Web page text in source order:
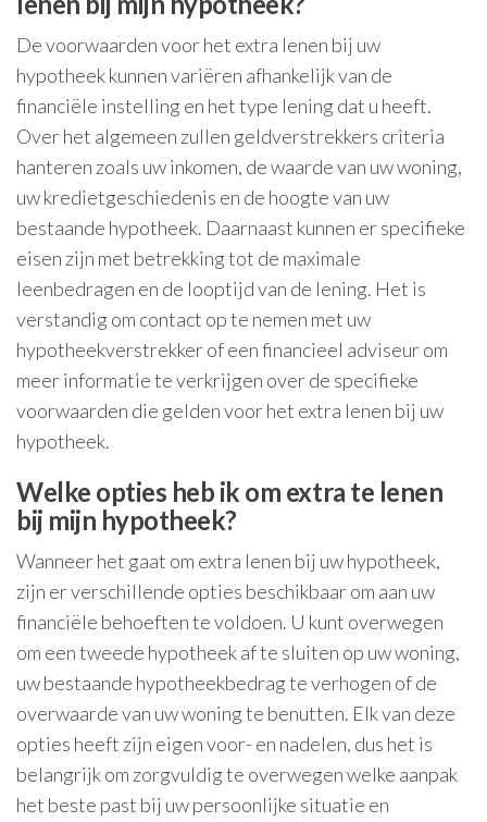
De voorwaarden voor het extra lenen bij uw
hypotheek kunnen variëren afhankelijk van de
financiële instelling en het type lening dat u heeft.
Over het algemeen zullen geldverstrekkers criteria
hanteren zoals uw inkomen, de waarde van uw woning,
uw kredietgeschiedenis en de hoogte van uw
bestaande hypotheek. Daarnaast kunnen er specifieke
eisen zijn met betrekking tot de maximale
leenbedragen en de looptijd van de lening. Het is
verstandig om contact op te nemen met uw
hypotheekverstrekker of een financieel adviseur om
meer informatie te verkrijgen over de specifieke
voorwaarden die gelden voor het extra lenen bij uw
hypotheek.
Welke opties heb ik om extra te lenen
bij mijn hypotheek?
Wanneer het gaat om extra lenen bij uw hypotheek,
zijn er verschillende opties beschikbaar om aan uw
financiële behoeften te voldoen. U kunt overwegen
om een tweede hypotheek af te sluiten op uw woning,
uw bestaande hypotheekbedrag te verhogen of de
overwaarde van uw woning te benutten. Elk van deze
opties heeft zijn eigen voor- en nadelen, dus het is
belangrijk om zorgvuldig te overwegen welke aanpak
het beste past bij uw persoonlijke situatie en